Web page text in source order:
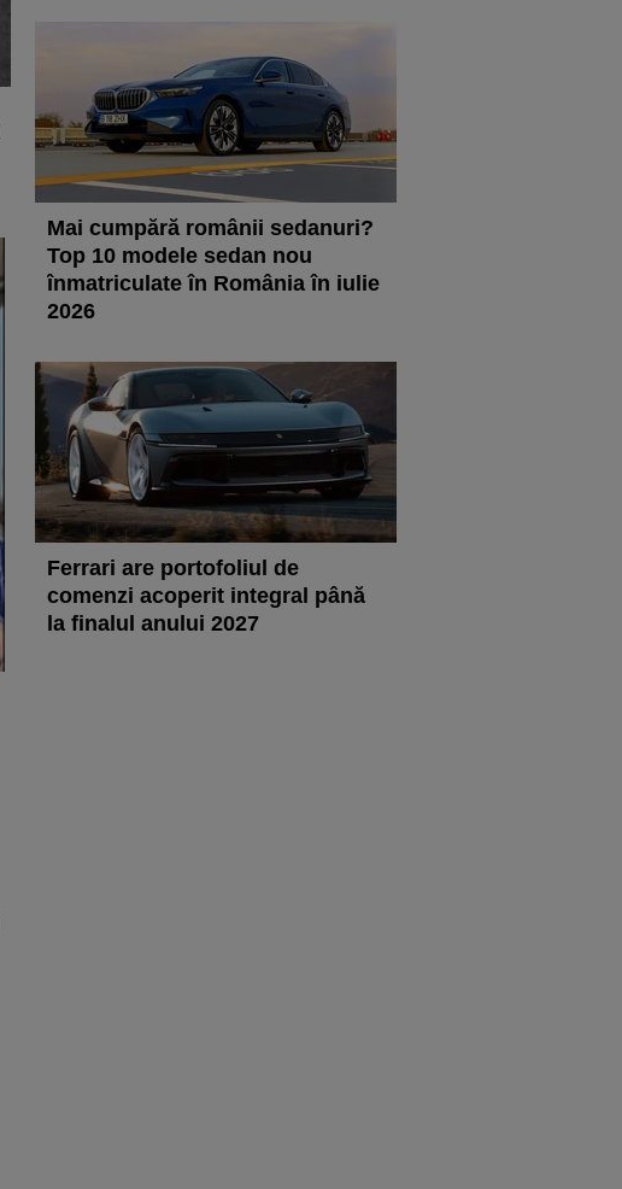
Mai cumpără românii sedanuri?
Top 10 modele sedan nou
înmatriculate în România în iulie
2026
Ferrari are portofoliul de
comenzi acoperit integral până
la finalul anului 2027